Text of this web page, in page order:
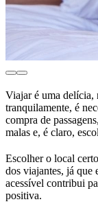
Viajar é uma delícia,
tranquilamente, é
compra de
malas e, é claro,
Escolher o local
dos viajantes, já que
acessível contribui
positiva.